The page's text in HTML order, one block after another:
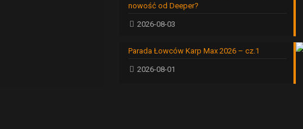
nowość od Deeper?
2026-08-03
Parada Łowców Karp Max 2026 – cz.1
2026-08-01